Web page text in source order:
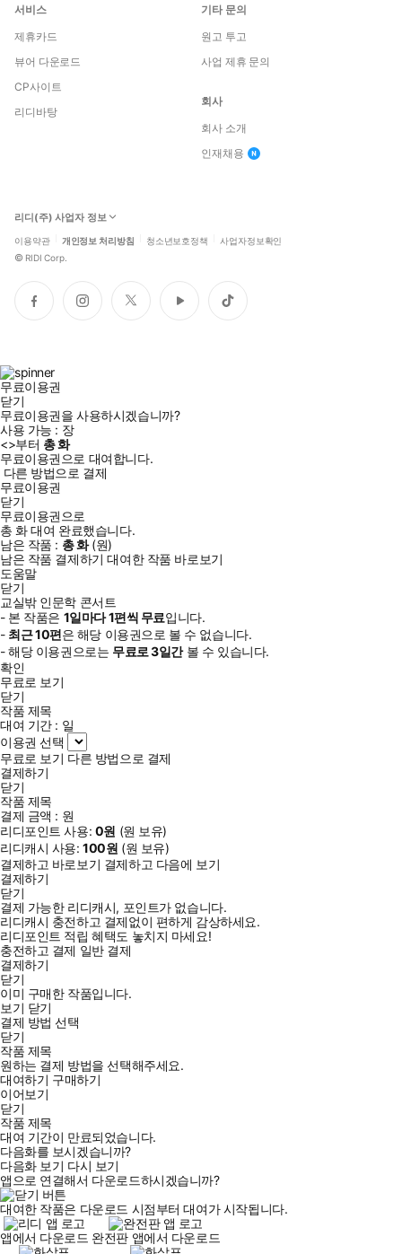
서비스
제휴카드
뷰어 다운로드
CP사이트
리디바탕
기타 문의
원고 투고
사업 제휴 문의
회사
회사 소개
인재채용
리디(주) 사업자 정보
이용약관 개인정보 처리방침 청소년보호정책 사업자정보확인
© RIDI Corp.
페
이
인
스
트
위
유
튜
틱
톡
무료이용권
닫기
무료이용권을 사용하시겠습니까?
사용 가능 : 장
<>부터 총화
무료이용권으로 대여합니다.
다른 방법으로 결제
무료이용권
닫기
무료이용권으로
총 화대여 완료했습니다.
남은 작품 : 총화(원)
남은 작품 결제하기 대여한 작품 바로보기
도움말
닫기
교실밖 인문학 콘서트
- 본 작품은 1일마다1편씩 무료입니다.
- 최근10편은 해당 이용권으로 볼 수 없습니다.
- 해당 이용권으로는 무료로3일간볼 수 있습니다.
확인
무료로 보기
닫기
작품 제목
대여 기간 : 일
이용권 선택
무료로 보기 다른 방법으로 결제
결제하기
닫기
작품 제목
결제 금액 : 원
리디포인트 사용: 0원 (원 보유)
리디캐시 사용:100원 (원 보유)
결제하고 바로보기 결제하고 다음에 보기
결제하기
닫기
결제 가능한 리디캐시, 포인트가 없습니다.
리디캐시 충전하고 결제없이 편하게 감상하세요.
리디포인트 적립 혜택도 놓치지 마세요!
충전하고 결제 일반 결제
결제하기
닫기
이미 구매한 작품입니다.
보기 닫기
결제 방법 선택
닫기
작품 제목
원하는 결제 방법을 선택해주세요.
대여하기 구매하기
이어보기
닫기
작품 제목
대여 기간이 만료되었습니다.
다음화를 보시겠습니까?
다음화 보기 다시 보기
앱으로 연결해서 다운로드하시겠습니까?
대여한 작품은 다운로드 시점부터 대여가 시작됩니다.
앱에서 다운로드 완전판 앱에서 다운로드